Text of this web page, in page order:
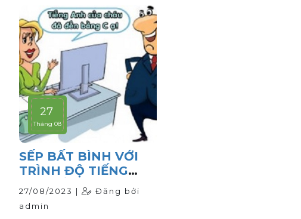
27
Tháng 08
SẾP BẤT BÌNH VỚI
TRÌNH ĐỘ TIẾNG
ANH CỦA THƯ KÝ
27/08/2023 |
Đăng bởi
admin